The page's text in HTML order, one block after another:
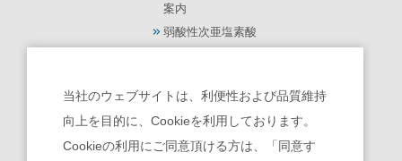
案内
弱酸性次亜塩素酸
機【ターンド・ケ
イ】
当社のウェブサイトは、利便性および品質維持
向上を目的に、Cookieを利用しております。
Cookieの利用にご同意頂ける方は、「同意す